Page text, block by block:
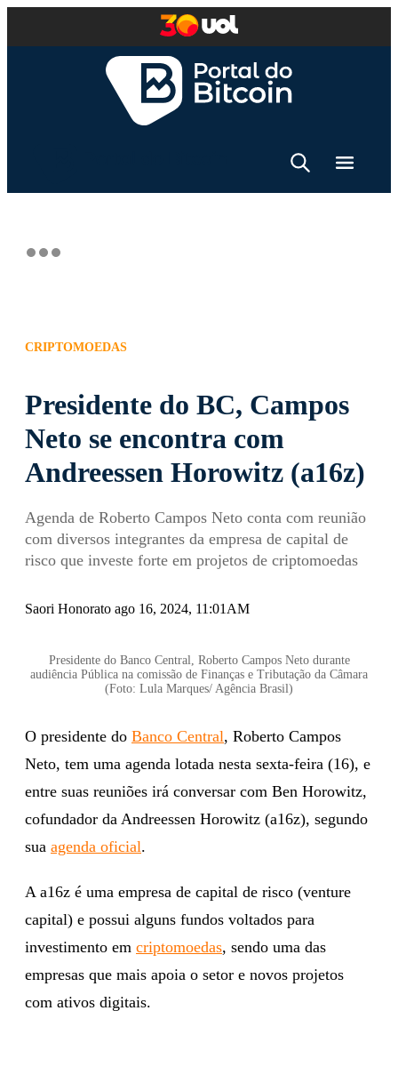
CRIPTOMOEDAS
Presidente do BC, Campos
Neto se encontra com
Andreessen Horowitz (a16z)
Agenda de Roberto Campos Neto conta com reunião
com diversos integrantes da empresa de capital de
risco que investe forte em projetos de criptomoedas
Saori Honorato ago 16, 2024, 11:01AM
Presidente do Banco Central, Roberto Campos Neto durante
audiência Pública na comissão de Finanças e Tributação da Câmara
(Foto: Lula Marques/ Agência Brasil)
O presidente do Banco Central, Roberto Campos
Neto, tem uma agenda lotada nesta sexta-feira (16), e
entre suas reuniões irá conversar com Ben Horowitz,
cofundador da Andreessen Horowitz (a16z), segundo
sua agenda oficial.
A a16z é uma empresa de capital de risco (venture
capital) e possui alguns fundos voltados para
investimento em criptomoedas, sendo uma das
empresas que mais apoia o setor e novos projetos
com ativos digitais.